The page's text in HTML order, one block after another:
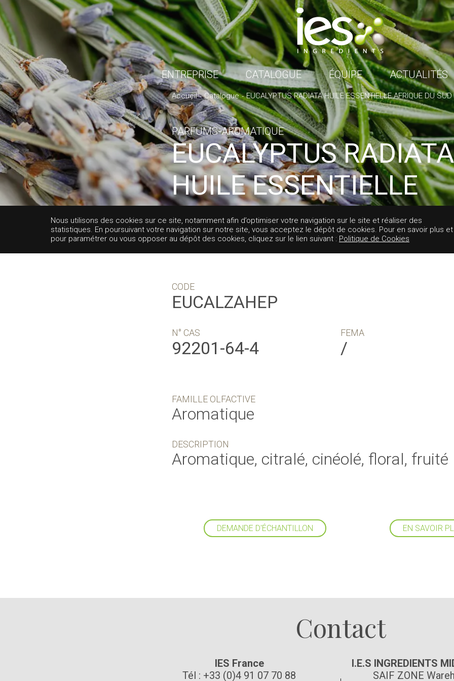
ENTREPRISE CATALOGUE ÉQUIPE ACTUALITÉS
Accueil Catalogue EUCALYPTUS RADIATA HUILE ESSENTIELLE AFRIQUE DU SUD
PARFUMS-AROMATIQUE
EUCALYPTUS RADIATA
HUILE ESSENTIELLE
AFRIQUE DU SUD
Nous utilisons des cookies sur ce site, notamment afin d’optimiser votre navigation sur le site et réaliser des
statistiques. En poursuivant votre navigation sur notre site, vous acceptez le dépôt de cookies. Pour en savoir plus et
pour paramétrer ou vous opposer au dépôt des cookies, cliquez sur le lien suivant : Politique de Cookies
CODE
EUCALZAHEP
N° CAS
92201-64-4
FEMA
/
FAMILLE OLFACTIVE
Aromatique
DESCRIPTION
Aromatique, citralé, cinéolé, floral, fruité
DEMANDE D'ÉCHANTILLON EN SAVOIR
Contact
IES France
Tél : +33 (0)4 91 07 70 88
I.E.S INGREDIENTS
SAIF ZONE